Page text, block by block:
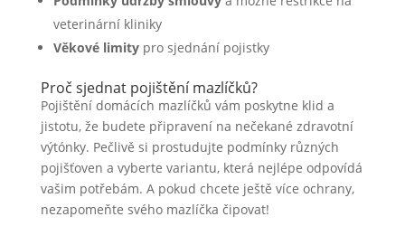
veterinární kliniky
Věkové limitypro sjednání pojistky
Proč sjednat pojištění mazlíčků?
Pojištění domácích mazlíčků vám poskytne klid a
jistotu, že budete připravení na nečekané zdravotní
výtónky. Pečlivě si prostudujte podmínky různých
pojišťoven a vyberte variantu, která nejlépe odpovídá
vašim potřebám. A pokud chcete ještě více ochrany,
nezapomeňte svého mazlíčka čipovat!